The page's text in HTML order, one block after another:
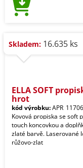
Skladem: 16.635 ks
ELLA SOFT
hrot
kód výrobku:
Kovová propiska se soft
touch koncovkou a
zlaté barvě. Laserované
růžovo-zlat